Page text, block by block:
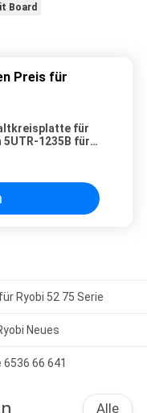
Board
Preis für
für
1235B für
Ryobi 52 75 Serie
Neues
66 641
Alle